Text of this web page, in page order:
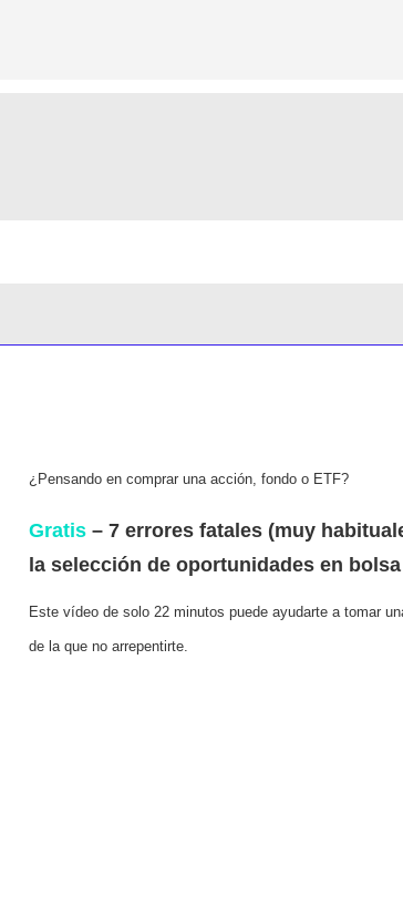
¿Pensando en comprar una acción, fondo o ETF?
Gratis– 7 errores fatales (muy
la selección de oportunidades en bolsa
Este vídeo de solo 22 minutos puede ayudarte a tomar
de la que no arrepentirte.